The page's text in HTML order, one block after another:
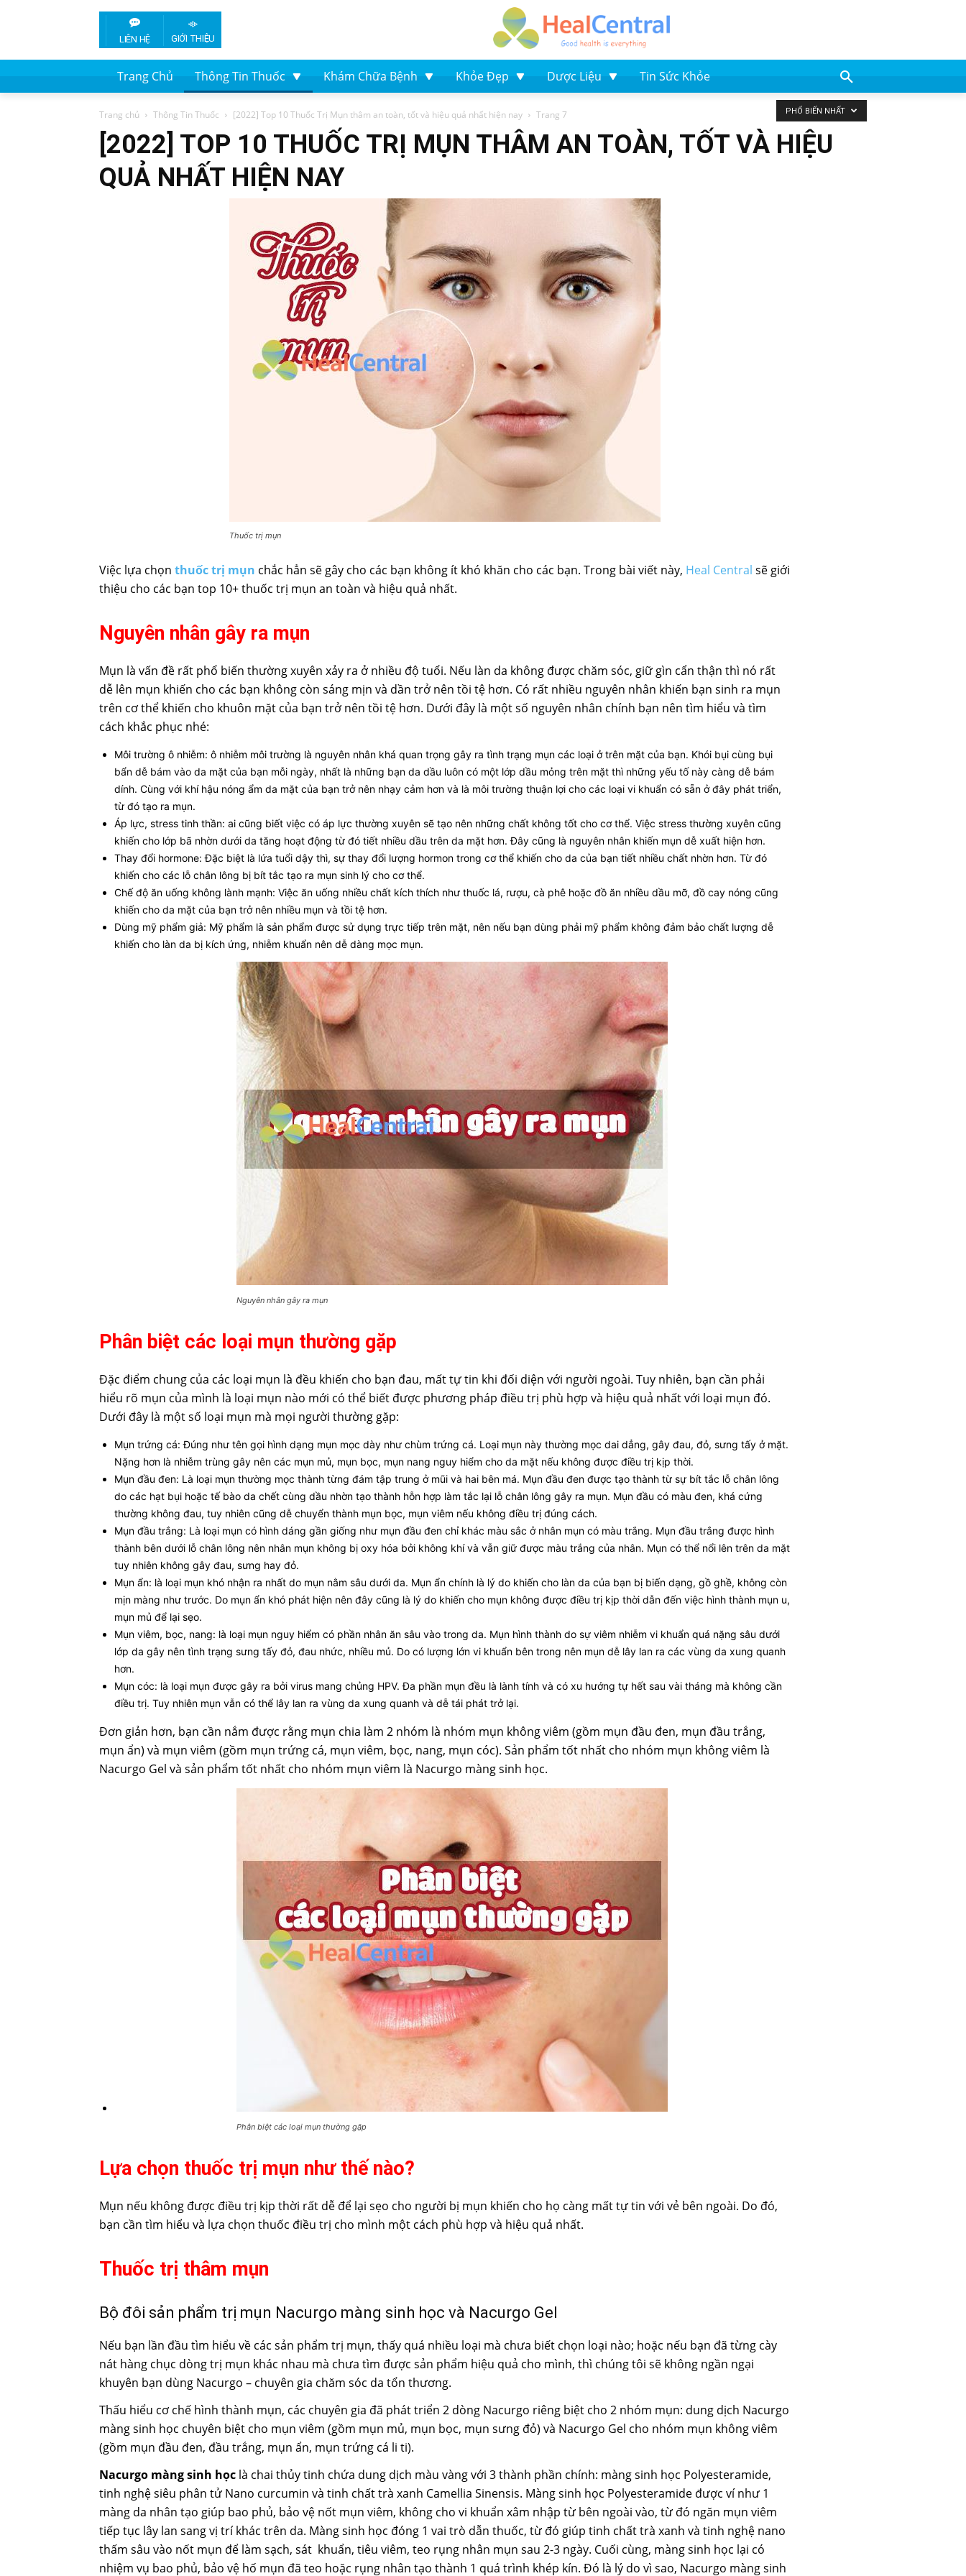
LIÊN HỆ GIỚI THIỆU
Trang Chủ Thông Tin Thuốc Khám Chữa Bệnh Khỏe Đẹp Dược Liệu Tin Sức Khỏe
Trang chủ Thông Tin Thuốc [2022] Top 10 Thuốc Trị Mụn thâm an toàn, tốt và hiệu quả nhất hiện nay Trang 7
[2022] TOP 10 THUỐC TRỊ MỤN THÂM AN TOÀN, TỐT VÀ HIỆU
QUẢ NHẤT HIỆN NAY
Thuốc trị mụn
Việc lựa chọn thuốc trị mụn chắc hẳn sẽ gây cho các bạn không ít khó khăn cho các bạn. Trong bài viết này, Heal Central sẽ giới
thiệu cho các bạn top 10+ thuốc trị mụn an toàn và hiệu quả nhất.
Nguyên nhân gây ra mụn
Mụn là vấn đề rất phổ biến thường xuyên xảy ra ở nhiều độ tuổi. Nếu làn da không được chăm sóc, giữ gìn cẩn thận thì nó rất
dễ lên mụn khiến cho các bạn không còn sáng mịn và dần trở nên tồi tệ hơn. Có rất nhiều nguyên nhân khiến bạn sinh ra mụn
trên cơ thể khiến cho khuôn mặt của bạn trở nên tồi tệ hơn. Dưới đây là một số nguyên nhân chính bạn nên tìm hiểu và tìm
cách khắc phục nhé:
Môi trường ô nhiễm: ô nhiễm môi trường là nguyên nhân khá quan trọng gây ra tình trạng mụn các loại ở trên mặt của bạn. Khói bụi cùng bụi
bẩn dễ bám vào da mặt của bạn mỗi ngày, nhất là những bạn da dầu luôn có một lớp dầu mỏng trên mặt thì những yếu tố này càng dễ bám
dính. Cùng với khí hậu nóng ẩm da mặt của bạn trở nên nhạy cảm hơn và là môi trường thuận lợi cho các loại vi khuẩn có sẵn ở đây phát triển,
từ đó tạo ra mụn.
Áp lực, stress tinh thần: ai cũng biết việc có áp lực thường xuyên sẽ tạo nên những chất không tốt cho cơ thể. Việc stress thường xuyên cũng
khiến cho lớp bã nhờn dưới da tăng hoạt động từ đó tiết nhiều dầu trên da mặt hơn. Đây cũng là nguyên nhân khiến mụn dễ xuất hiện hơn.
Thay đổi hormone: Đặc biệt là lứa tuổi dậy thì, sự thay đổi lượng hormon trong cơ thể khiến cho da của bạn tiết nhiều chất nhờn hơn. Từ đó
khiến cho các lỗ chân lông bị bít tắc tạo ra mụn sinh lý cho cơ thể.
Chế độ ăn uống không lành mạnh: Việc ăn uống nhiều chất kích thích như thuốc lá, rượu, cà phê hoặc đồ ăn nhiều dầu mỡ, đồ cay nóng cũng
khiến cho da mặt của bạn trở nên nhiều mụn và tồi tệ hơn.
Dùng mỹ phẩm giả: Mỹ phẩm là sản phẩm được sử dụng trực tiếp trên mặt, nên nếu bạn dùng phải mỹ phẩm không đảm bảo chất lượng dễ
khiến cho làn da bị kích ứng, nhiễm khuẩn nên dễ dàng mọc mụn.
Nguyên nhân gây ra mụn
Phân biệt các loại mụn thường gặp
Đặc điểm chung của các loại mụn là đều khiến cho bạn đau, mất tự tin khi đối diện với người ngoài. Tuy nhiên, bạn cần phải
hiểu rõ mụn của mình là loại mụn nào mới có thể biết được phương pháp điều trị phù hợp và hiệu quả nhất với loại mụn đó.
Dưới đây là một số loại mụn mà mọi người thường gặp:
Mụn trứng cá: Đúng như tên gọi hình dạng mụn mọc dày như chùm trứng cá. Loại mụn này thường mọc dai dẳng, gây đau, đỏ, sưng tấy ở mặt.
Nặng hơn là nhiễm trùng gây nên các mụn mủ, mụn bọc, mụn nang nguy hiểm cho da mặt nếu không được điều trị kịp thời.
Mụn đầu đen: Là loại mụn thường mọc thành từng đám tập trung ở mũi và hai bên má. Mụn đầu đen được tạo thành từ sự bít tắc lỗ chân lông
do các hạt bụi hoặc tế bào da chết cùng dầu nhờn tạo thành hỗn hợp làm tắc lại lỗ chân lông gây ra mụn. Mụn đầu có màu đen, khá cứng
thường không đau, tuy nhiên cũng dễ chuyển thành mụn bọc, mụn viêm nếu không điều trị đúng cách.
Mụn đầu trắng: Là loại mụn có hình dáng gần giống như mụn đầu đen chỉ khác màu sắc ở nhân mụn có màu trắng. Mụn đầu trắng được hình
thành bên dưới lỗ chân lông nên nhân mụn không bị oxy hóa bởi không khí và vẫn giữ được màu trắng của nhân. Mụn có thể nổi lên trên da mặt
tuy nhiên không gây đau, sưng hay đỏ.
Mụn ẩn: là loại mụn khó nhận ra nhất do mụn nằm sâu dưới da. Mụn ẩn chính là lý do khiến cho làn da của bạn bị biến dạng, gồ ghề, không còn
mịn màng như trước. Do mụn ẩn khó phát hiện nên đây cũng là lý do khiến cho mụn không được điều trị kịp thời dẫn đến việc hình thành mụn u,
mụn mủ để lại sẹo.
Mụn viêm, bọc, nang: là loại mụn nguy hiểm có phần nhân ăn sâu vào trong da. Mụn hình thành do sự viêm nhiễm vi khuẩn quá nặng sâu dưới
lớp da gây nên tình trạng sưng tấy đỏ, đau nhức, nhiều mủ. Do có lượng lớn vi khuẩn bên trong nên mụn dễ lây lan ra các vùng da xung quanh
hơn.
Mụn cóc: là loại mụn được gây ra bởi virus mang chủng HPV. Đa phần mụn đều là lành tính và có xu hướng tự hết sau vài tháng mà không cần
điều trị. Tuy nhiên mụn vẫn có thể lây lan ra vùng da xung quanh và dễ tái phát trở lại.
Đơn giản hơn, bạn cần nắm được rằng mụn chia làm 2 nhóm là nhóm mụn không viêm (gồm mụn đầu đen, mụn đầu trắng,
mụn ẩn) và mụn viêm (gồm mụn trứng cá, mụn viêm, bọc, nang, mụn cóc). Sản phẩm tốt nhất cho nhóm mụn không viêm là
Nacurgo Gel và sản phẩm tốt nhất cho nhóm mụn viêm là Nacurgo màng sinh học.
Phân biệt các loại mụn thường gặp
Lựa chọn thuốc trị mụn như thế nào?
Mụn nếu không được điều trị kịp thời rất dễ để lại sẹo cho người bị mụn khiến cho họ càng mất tự tin với vẻ bên ngoài. Do đó,
bạn cần tìm hiểu và lựa chọn thuốc điều trị cho mình một cách phù hợp và hiệu quả nhất.
Thuốc trị thâm mụn
Bộ đôi sản phẩm trị mụn Nacurgo màng sinh học và Nacurgo Gel
Nếu bạn lần đầu tìm hiểu về các sản phẩm trị mụn, thấy quá nhiều loại mà chưa biết chọn loại nào; hoặc nếu bạn đã từng cày
nát hàng chục dòng trị mụn khác nhau mà chưa tìm được sản phẩm hiệu quả cho mình, thì chúng tôi sẽ không ngần ngại
khuyên bạn dùng Nacurgo – chuyên gia chăm sóc da tổn thương.
Thấu hiểu cơ chế hình thành mụn, các chuyên gia đã phát triển 2 dòng Nacurgo riêng biệt cho 2 nhóm mụn: dung dịch Nacurgo
màng sinh học chuyên biệt cho mụn viêm (gồm mụn mủ, mụn bọc, mụn sưng đỏ) và Nacurgo Gel cho nhóm mụn không viêm
(gồm mụn đầu đen, đầu trắng, mụn ẩn, mụn trứng cá li ti).
Nacurgo màng sinh học là chai thủy tinh chứa dung dịch màu vàng với 3 thành phần chính: màng sinh học Polyesteramide,
tinh nghệ siêu phân tử Nano curcumin và tinh chất trà xanh Camellia Sinensis. Màng sinh học Polyesteramide được ví như 1
màng da nhân tạo giúp bao phủ, bảo vệ nốt mụn viêm, không cho vi khuẩn xâm nhập từ bên ngoài vào, từ đó ngăn mụn viêm
tiếp tục lây lan sang vị trí khác trên da. Màng sinh học đóng 1 vai trò dẫn thuốc, từ đó giúp tinh chất trà xanh và tinh nghệ nano
thấm sâu vào nốt mụn để làm sạch, sát khuẩn, tiêu viêm, teo rụng nhân mụn sau 2-3 ngày. Cuối cùng, màng sinh học lại có
nhiệm vụ bao phủ, bảo vệ hố mụn đã teo hoặc rụng nhân tạo thành 1 quá trình khép kín. Đó là lý do vì sao, Nacurgo màng sinh
PHỔ BIẾN NHẤT